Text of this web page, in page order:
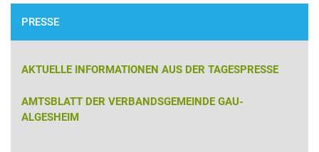
PRESSE
AKTUELLE INFORMATIONEN AUS DER TAGESPRESSE
AMTSBLATT DER VERBANDSGEMEINDE GAU-
ALGESHEIM